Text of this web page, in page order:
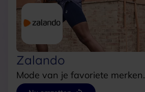
Zalando
Mode van je favoriete merken.